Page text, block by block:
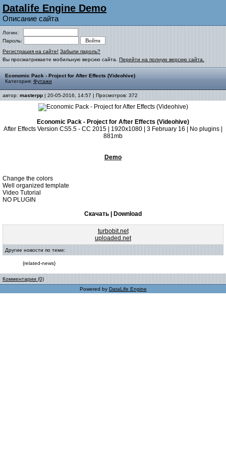
Datalife Engine Demo
Описание сайта
Логин:
Пароль:
Регистрация на сайте! Забыли пароль?
Вы просматриваете мобильную версию сайта. Перейти на полную версию сайта.
Economic Pack - Project for After Effects (Videohive)
Категория: Футажи
автор: masterpp | 20-05-2016, 14:57 | Просмотров: 372
Economic Pack - Project for After Effects (Videohive)
After Effects Version CS5.5 - CC 2015 | 1920x1080 | 3 February 16 | No plugins |
881mb
Demo
Change the colors
Well organized template
Video Tutorial
NO PLUGIN
Скачать | Download
turbobit.net
uploaded.net
Другие новости по теме:
{related-news}
Комментарии (0)
Powered by DataLife Engine